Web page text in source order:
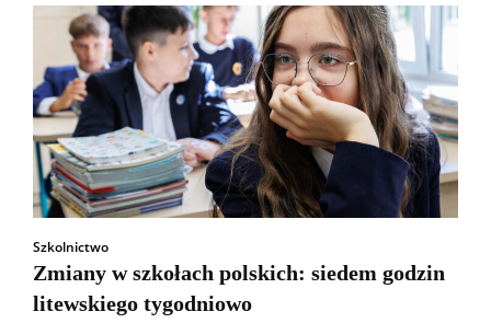
Szkolnictwo
Zmiany w szkołach polskich: siedem godzin
litewskiego tygodniowo